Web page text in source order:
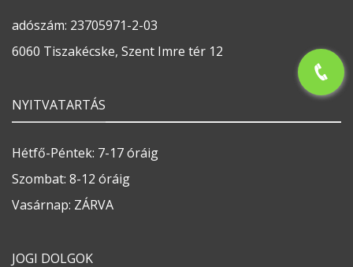
adószám: 23705971-2-03
6060 Tiszakécske, Szent Imre tér 12
NYITVATARTÁS
Hétfő-Péntek: 7-17 óráig
Szombat: 8-12 óráig
Vasárnap: ZÁRVA
JOGI DOLGOK